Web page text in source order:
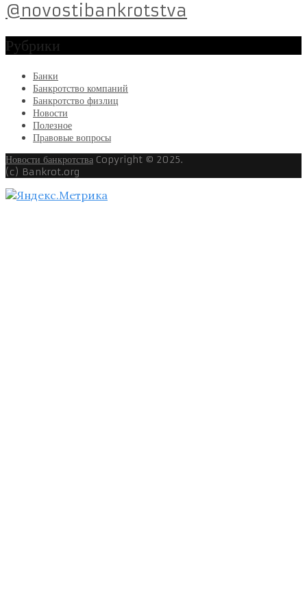
@novostibankrotstva
Рубрики
Банки
Банкротство компаний
Банкротство физлиц
Новости
Полезное
Правовые вопросы
Новости банкротства Copyright © 2025.
(c) Bankrot.org